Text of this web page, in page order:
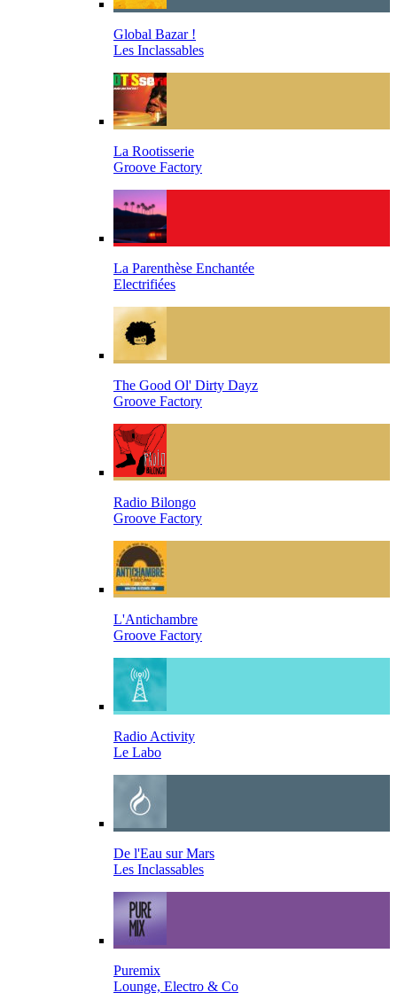
Global Bazar !
Les Inclassables
La Rootisserie
Groove Factory
La Parenthèse Enchantée
Electrifiées
The Good Ol' Dirty Dayz
Groove Factory
Radio Bilongo
Groove Factory
L'Antichambre
Groove Factory
Radio Activity
Le Labo
De l'Eau sur Mars
Les Inclassables
Puremix
Lounge, Electro & Co